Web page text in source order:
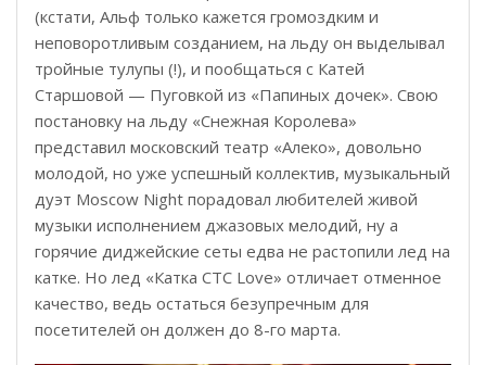
(кстати, Альф только кажется громоздким и
неповоротливым созданием, на льду он выделывал
тройные тулупы (!), и пообщаться с Катей
Старшовой — Пуговкой из «Папиных дочек». Свою
постановку на льду «Снежная Королева»
представил московский театр «Алеко», довольно
молодой, но уже успешный коллектив, музыкальный
дуэт Moscow Night порадовал любителей живой
музыки исполнением джазовых мелодий, ну а
горячие диджейские сеты едва не растопили лед на
катке. Но лед «Катка СТС Love» отличает отменное
качество, ведь остаться безупречным для
посетителей он должен до 8-го марта.